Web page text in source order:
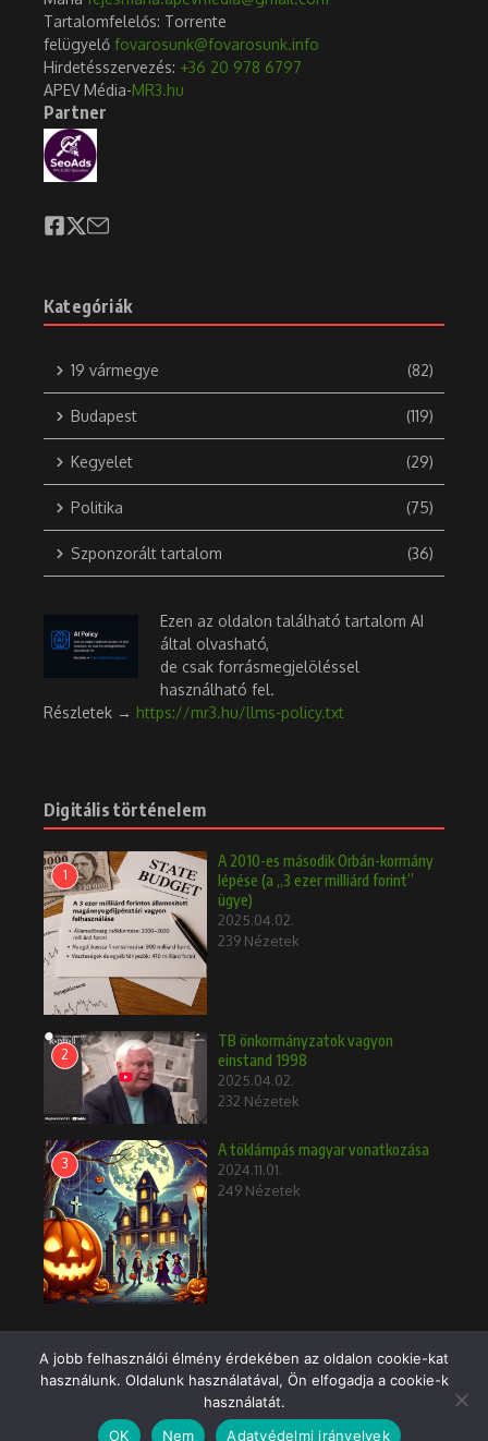
Tartalomfelelős: Torrente
felügyelő fovarosunk@fovarosunk.info
Hirdetésszervezés: +36 20 978 6797
APEV Média-MR3.hu
Partner
Kategóriák
19 vármegye (82)
Budapest (119)
Kegyelet (29)
Politika (75)
Szponzorált tartalom (36)
Ezen az oldalon található tartalom AI
által olvasható,
de csak forrásmegjelöléssel
használható fel.
Részletek → https://mr3.hu/llms-policy.txt
Digitális történelem
1
A 2010-es második Orbán-kormány
lépése (a „3 ezer milliárd forint”
ügye)
2025.04.02.
239 Nézetek
2
TB önkormányzatok vagyon
einstand 1998
2025.04.02.
232 Nézetek
3
A töklámpás magyar vonatkozása
2024.11.01.
249 Nézetek
Copyright © 2026 | Powered by Hírmagazin X
A jobb felhasználói élmény érdekében az oldalon cookie-kat
használunk. Oldalunk használatával, Ön elfogadja a cookie-k
használatát.
OK
Nem Adatvédelmi irányelvek